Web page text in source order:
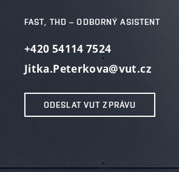
FAST, THD – ODBORNÝ ASISTENT
+420 54114 7524
Jitka.Peterkova@vut.cz
ODESLAT VUT ZPRÁVU